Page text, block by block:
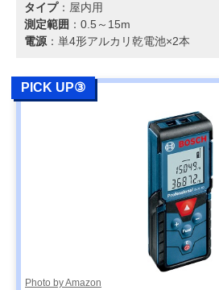
タイプ：屋内用
測定範囲 ：0.5～15m
電源：単4形アルカリ乾電池×2本
PICK UP③
Photo by Amazon